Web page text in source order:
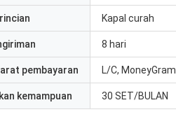
Kapal curah
8 hari
pembayaran L/C, MoneyGram
kemampuan 30 SET/BULAN